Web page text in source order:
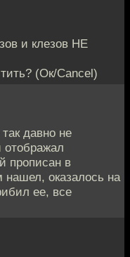
и клезов НЕ
(Ок/Cancel)
давно не
отображал
прописан в
нашел, оказалось на
ее, все